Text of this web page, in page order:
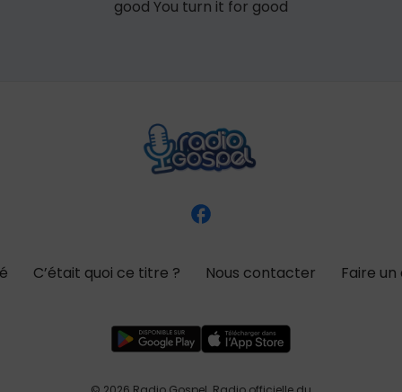
good You turn it for good
C’était quoi ce titre ? Nous contacter Faire un